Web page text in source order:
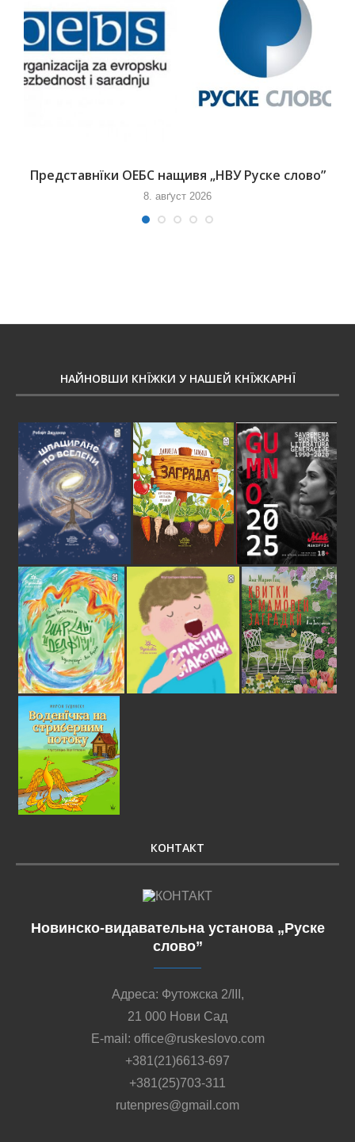
Представнїки ОЕБС нащивя „НВУ Руске слово”
8. авґуст 2026
НАЙНОВШИ КНЇЖКИ У НАШЕЙ КНЇЖКАРНЇ
КОНТАКТ
Новинско-видавательна установа „Руске
слово”
Адреса: Футожска 2/III,
21 000 Нови Сад
E-mail: office@ruskeslovo.com
+381(21)6613-697
+381(25)703-311
rutenpres@gmail.com